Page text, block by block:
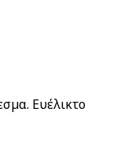
Ευέλικτο